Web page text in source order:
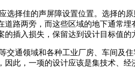
择佳的声屏障设置位置。选择的
路两旁，而这些区域的地下通常
插入损失，保留达到设计目标值的
通领域和各种工业厂房、车间及
此，一项的设计应该是集技术、